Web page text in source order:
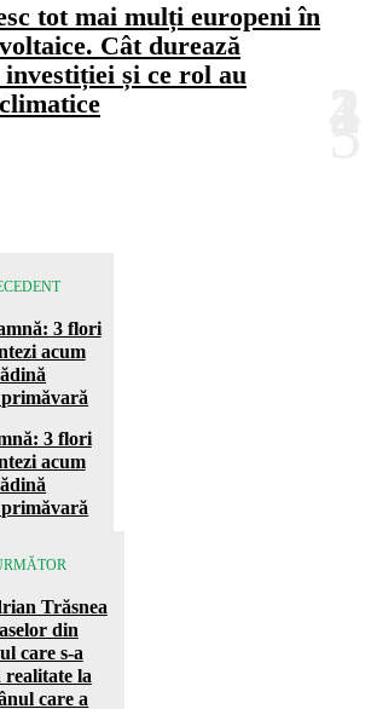
tot mai mulți europeni în
Cât durează
și ce rol au
3 flori
acum
primăvară